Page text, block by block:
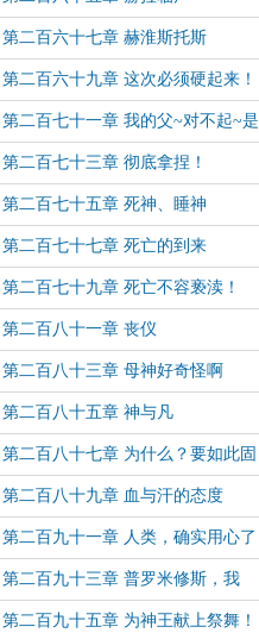
第二百六十七章 赫淮斯托斯
第二百六十九章 这次必须硬起来！
第二百七十一章 我的父~对不起~是
我错了
第二百七十三章 彻底拿捏！
第二百七十五章 死神、睡神
第二百七十七章 死亡的到来
第二百七十九章 死亡不容亵渎！
第二百八十一章 丧仪
第二百八十三章 母神好奇怪啊
第二百八十五章 神与凡
第二百八十七章 为什么？要如此固
执？
第二百八十九章 血与汗的态度
第二百九十一章 人类，确实用心了
（月底求月票~~~）
第二百九十三章 普罗米修斯，我
***！
第二百九十五章 为神王献上祭舞！